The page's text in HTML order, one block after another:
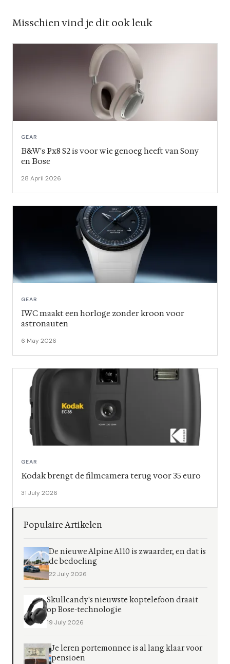
Misschien vind je dit ook leuk
GEAR
B&W's Px8 S2 is voor wie genoeg heeft van Sony
en Bose
28 April 2026
GEAR
IWC maakt een horloge zonder kroon voor
astronauten
6 May 2026
GEAR
Kodak brengt de filmcamera terug voor 35 euro
31 July 2026
Populaire Artikelen
De nieuwe Alpine A110 is zwaarder, en dat is
de bedoeling
22 July 2026
Skullcandy's nieuwste koptelefoon draait
op Bose-technologie
19 July 2026
Je leren portemonnee is al lang klaar voor
pensioen